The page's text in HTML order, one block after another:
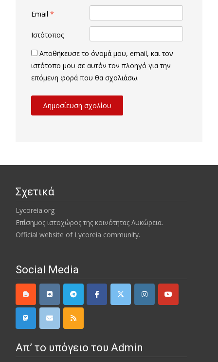
Email *
Ιστότοπος
Αποθήκευσε το όνομά μου, email, και τον
ιστότοπο μου σε αυτόν τον πλοηγό για την
επόμενη φορά που θα σχολιάσω.
Σχετικά
Lycoreia.org
Επίσημος ιστοχώρος της κοινότητας Λυκώρεια.
Official website of Lycoreia community.
Social Media
Απ’ το υπόγειο του Admin